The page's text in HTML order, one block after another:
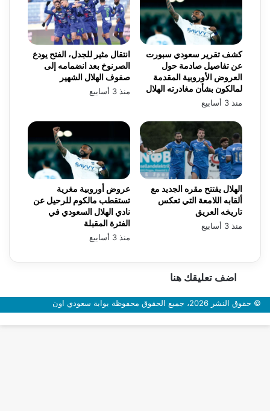
انتقال مثير للجدل، الفتح يودع
الصرنوخ بعد انضمامه إلى
صفوف الهلال الشهير
منذ 3 أسابيع
كشف تقرير سعودي سبورت
عن تفاصيل صادمة حول
العروض الأوروبية المقدمة
لمالكون بشأن مغادرته الهلال
منذ 3 أسابيع
عروض أوروبية مغرية
تستقطب مالكوم للرحيل عن
نادي الهلال السعودي في
الفترة المقبلة
منذ 3 أسابيع
الهلال يفتتح مقره الجديد مع
ألقابه اللامعة التي تعكس
تاريخه العريق
منذ 3 أسابيع
اضف تعليقك هنا
© حقوق النشر 2026، جميع الحقوق محفوظة بوابة سعودي اون